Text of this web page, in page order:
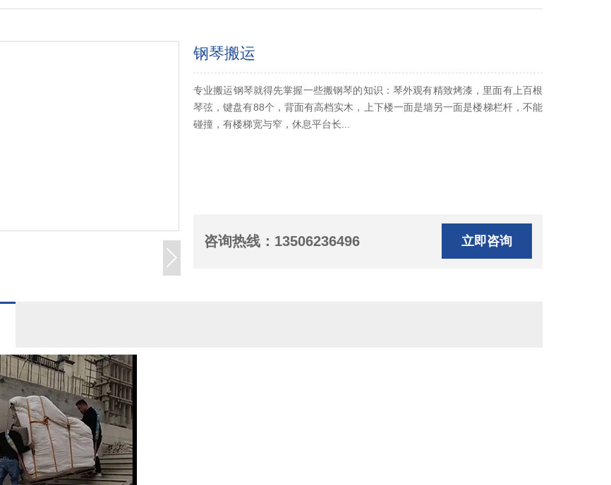
钢琴搬运
专业搬运钢琴就得先掌握一些搬钢琴的知识：琴外观有精致烤漆，里面有上百根
琴弦，键盘有88个，背面有高档实木，上下楼一面是墙另一面是楼梯栏杆，不能
碰撞，有楼梯宽与窄，休息平台长...
咨询热线： 13506236496 立即咨询